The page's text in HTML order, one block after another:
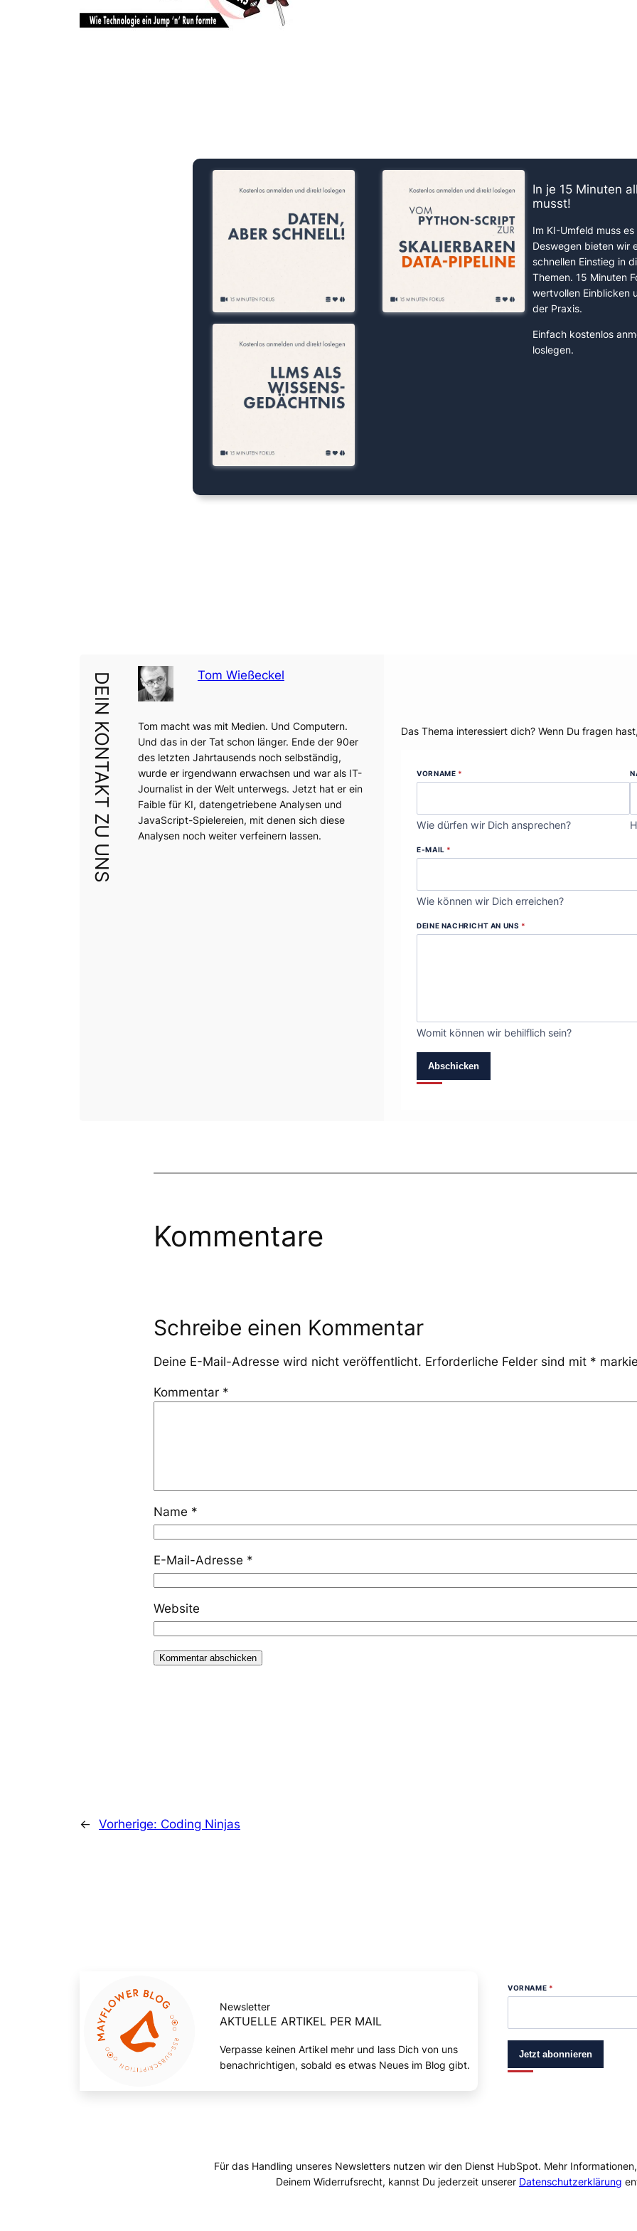
In je 15 Minuten
musst!
Im KI-Umfeld muss
Deswegen bieten wir
schnellen Einstieg in
Themen. 15 Minuten
wertvollen Einblicken
der Praxis.
Einfach kostenlos
loslegen.
DEIN KONTAKT ZU UNS Tom Wießeckel
Tom macht was mit Medien. Und Computern.
Und das in der Tat schon länger. Ende der 90er
des letzten Jahrtausends noch selbständig,
wurde er irgendwann erwachsen und war als IT-
Journalist in der Welt unterwegs. Jetzt hat er ein
Faible für KI, datengetriebene Analysen und
JavaScript-Spielereien, mit denen sich diese
Analysen noch weiter verfeinern lassen.
Das Thema interessiert dich? Wenn Du fragen
VORNAME *
Wie dürfen wir Dich ansprechen?
E-MAIL *
Wie können wir Dich erreichen?
DEINE NACHRICHT AN UNS *
Womit können wir behilflich sein?
Abschicken
Kommentare
Schreibe einen Kommentar
Deine E-Mail-Adresse wird nicht veröffentlicht. Erforderliche Felder sind mit *
Kommentar *
Name *
E-Mail-Adresse *
Website
← Vorherige: Coding Ninjas
Newsletter
AKTUELLE ARTIKEL PER MAIL
Verpasse keinen Artikel mehr und lass Dich von uns
benachrichtigen, sobald es etwas Neues im Blog gibt.
VORNAME *
Jetzt abonnieren
Für das Handling unseres Newsletters nutzen wir den Dienst HubSpot. Mehr
Deinem Widerrufsrecht, kannst Du jederzeit unserer Datenschutzerklärung